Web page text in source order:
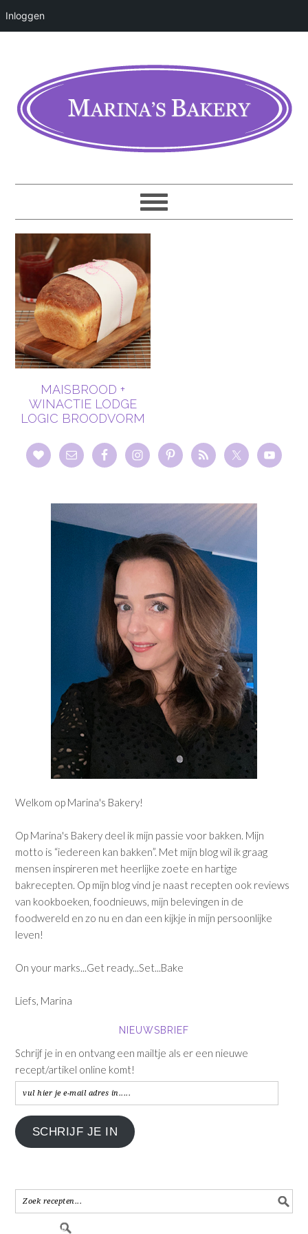
Inloggen
MAISBROOD +
WINACTIE LODGE
LOGIC BROODVORM
Welkom op Marina's Bakery!
Op Marina's Bakery deel ik mijn passie voor bakken. Mijn
motto is “iedereen kan bakken”. Met mijn blog wil ik graag
mensen inspireren met heerlijke zoete en hartige
bakrecepten. Op mijn blog vind je naast recepten ook reviews
van kookboeken, foodnieuws, mijn belevingen in de
foodwereld en zo nu en dan een kijkje in mijn persoonlijke
leven!
On your marks...Get ready...Set...Bake
Liefs, Marina
NIEUWSBRIEF
Schrijf je in en ontvang een mailtje als er een nieuwe
recept/artikel online komt!
vul
hier
je
e-
in.....
SCHRIJF JE IN